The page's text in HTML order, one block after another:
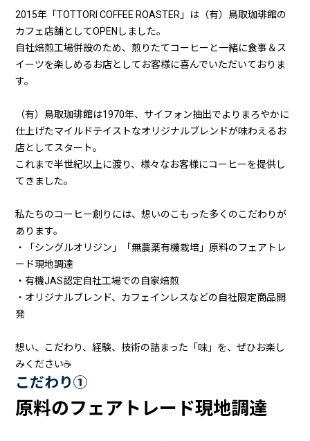
2015年「TOTTORI COFFEE ROASTER」は（有）鳥取珈琲館の
カフェ店舗としてOPENしました。
自社焙煎工場併設のため、煎りたてコーヒーと一緒に食事＆ス
イーツを楽しめるお店としてお客様に喜んでいただいておりま
す。
（有）鳥取珈琲館は1970年、サイフォン抽出でよりまろやかに
仕上げたマイルドテイストなオリジナルブレンドが味わえるお
店としてスタート。
これまで半世紀以上に渡り、様々なお客様にコーヒーを提供し
てきました。
私たちのコーヒー創りには、想いのこもった多くのこだわりが
あります。
・「シングルオリジン」「無農薬有機栽培」原料のフェアトレ
ード現地調達
・有機JAS認定自社工場での自家焙煎
・オリジナルブレンド、カフェインレスなどの自社限定商品開
発
想い、こだわり、経験、技術の詰まった「味」を、ぜひお楽し
みください☕
こだわり①
原料のフェアトレード現地調達